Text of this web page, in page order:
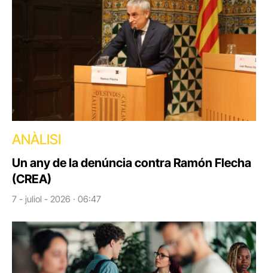
ANÀLISI
Un any de la denúncia contra Ramón Flecha
(CREA)
7 - juliol - 2026 · 06:47